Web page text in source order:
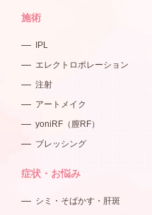
施術
IPL
エレクトロポレーション
注射
アートメイク
yoniRF（膣RF）
ブレッシング
症状・お悩み
シミ・そばかす・肝斑